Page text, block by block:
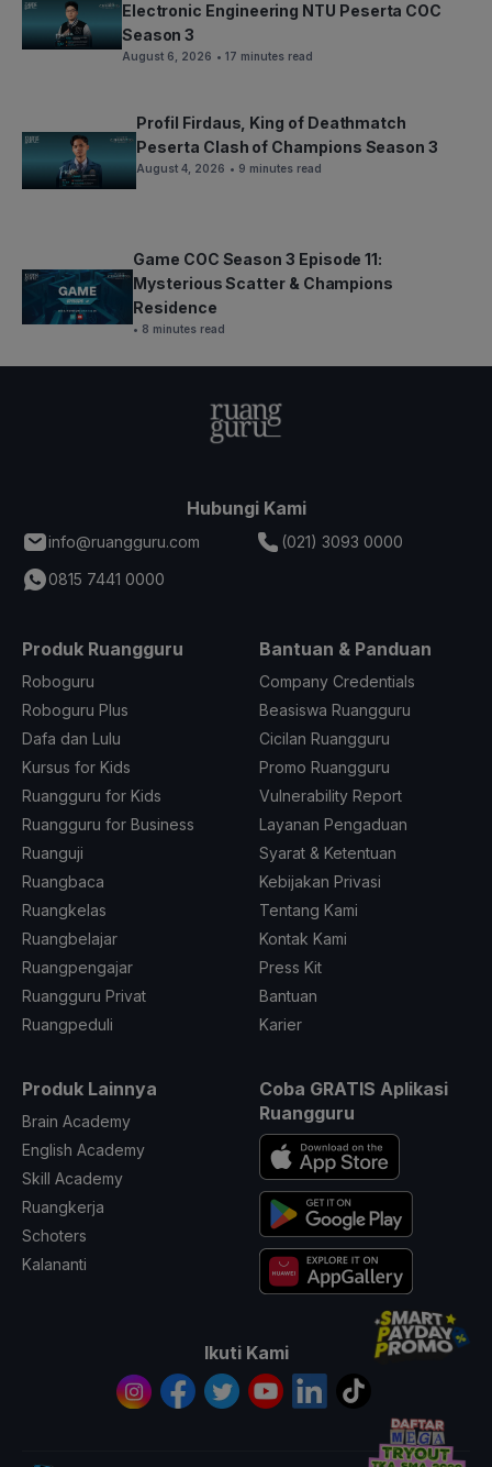
Electronic Engineering NTU Peserta COC
Season 3
August 6, 2026 • 17 minutes read
Profil Firdaus, King of Deathmatch
Peserta Clash of Champions Season 3
August 4, 2026 • 9 minutes read
Game COC Season 3 Episode 11:
Mysterious Scatter & Champions
Residence
• 8 minutes read
Hubungi Kami
info@ruangguru.com
(021) 3093 0000
0815 7441 0000
Produk Ruangguru
Roboguru
Roboguru Plus
Dafa dan Lulu
Kursus for Kids
Ruangguru for Kids
Ruangguru for Business
Ruanguji
Ruangbaca
Ruangkelas
Ruangbelajar
Ruangpengajar
Ruangguru Privat
Ruangpeduli
Bantuan & Panduan
Company Credentials
Beasiswa Ruangguru
Cicilan Ruangguru
Promo Ruangguru
Vulnerability Report
Layanan Pengaduan
Syarat & Ketentuan
Kebijakan Privasi
Tentang Kami
Kontak Kami
Press Kit
Bantuan
Karier
Produk Lainnya
Brain Academy
English Academy
Skill Academy
Ruangkerja
Schoters
Kalananti
Coba GRATIS Aplikasi
Ruangguru
Ikuti Kami